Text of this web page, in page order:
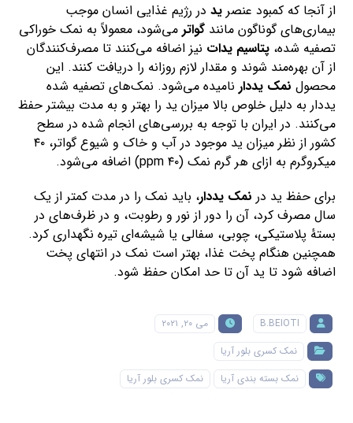
از آنجا که کمبود عنصرید در رژیم غذایی انسان موجب
بیماری‌های گوناگون مانندگواتر می‌شود، معمولاً به نمک خوراکی
تصفیه شده،پتاسیم یدات نیز اضافه می‌کنند تا مصرف‌کنندگان
از آن بهره‌مند شوند و مقدار لازم روزانه را دریافت کنند. این
محصول نمک یددار نامیده می‌شود. نمک‌های تصفیه شده
یددار به دلیل خلوص بالا میزان ید را بهتر و به مدت بیشتر حفظ
می‌کنند. در ایران با توجه به بررسی‌های انجام شده در سطح
کشور از نظر میزان ید موجود در آب و خاک و شیوع گواتر، ۴۰
میکروگرم به ازای هر گرم نمک (۴۰ ppm) اضافه می‌شود.
برای حفظ ید در نمک یددار، باید نمک را در مدت کمتر از یک
سال مصرف کرد، آن را دور از نور و رطوبت، و در ظرف‌های در
بستهٔ پلاستیکی، چوبی، سفالی یا شیشه‌ای تیره نگهداری کرد.
همچنین هنگام پخت غذا، بهتر است نمک در انتهای پخت
اضافه شود تا ید آن تا حد امکان حفظ شود.
B.BEIOTI
می ۲۰, ۲۰۲۱
نمک کسری بلور آریا
نمک بسته بندی آریا
نمک کسری بلور آریا